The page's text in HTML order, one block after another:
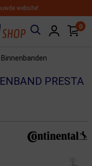
website!
0
Binnenbanden
PRESTA